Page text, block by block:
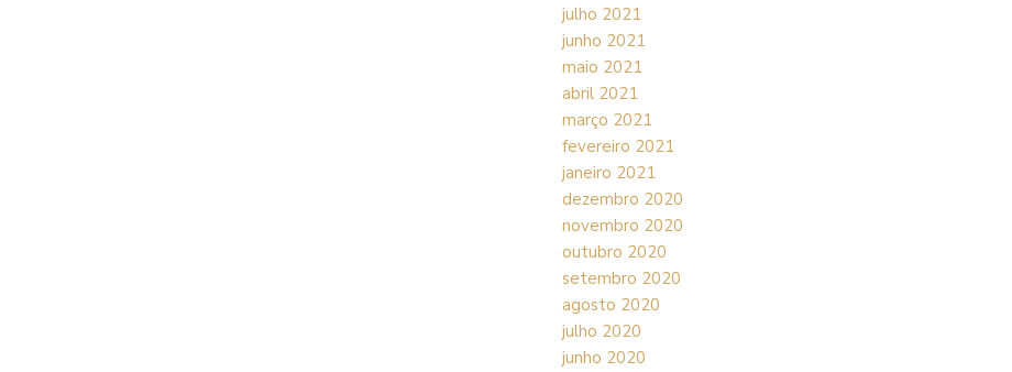
julho 2021
junho 2021
maio 2021
abril 2021
março 2021
fevereiro 2021
janeiro 2021
dezembro 2020
novembro 2020
outubro 2020
setembro 2020
agosto 2020
julho 2020
junho 2020